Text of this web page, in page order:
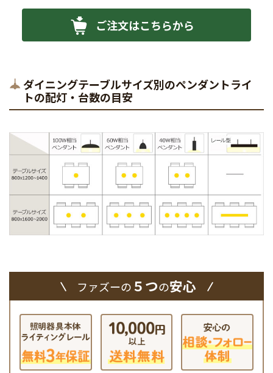
ご注文はこちらから
ダイニングテーブルサイズ別のペンダントライ
トの配灯・台数の目安
ファズーの５つの安心